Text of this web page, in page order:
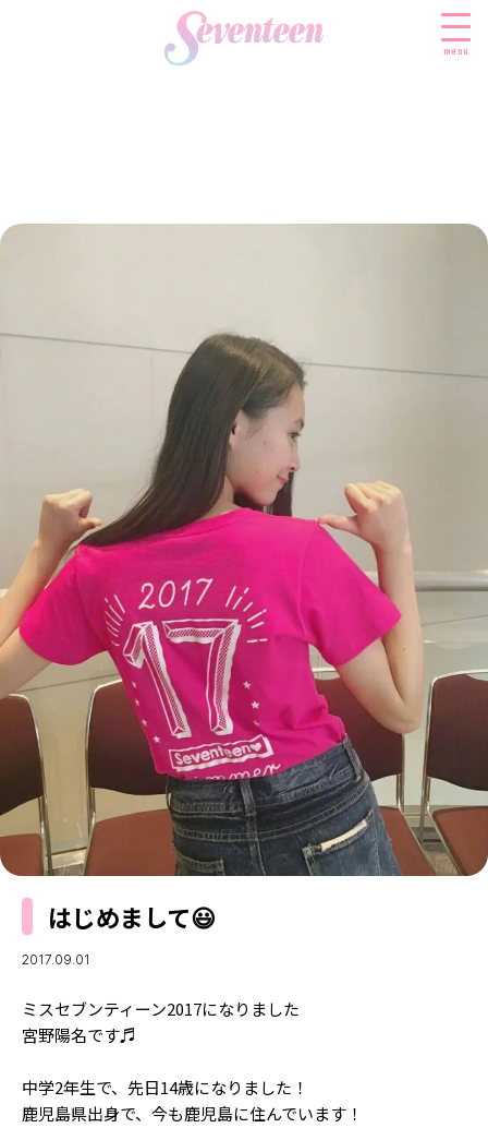
menu
FASHION
トレンドメイク
ヘアアレンジ・ヘアケア
スクールニュース
学校ヘアメイク
勉強・受験・進路
ENTERTAINMENT
エンタメニュース
ライフスタイルニュース
JKランキング・アワード
モデルの購入品
おでかけ
お悩み相談
JKトレンドニュース
MODELS
MODEL'S BLOG
TikTok
Instagram
YouTube
FORTUNE
ゲッターズ飯田
MISS SEVENTEEN
ミスセブンティーンニュース
MAGAZINE
バックナンバー
INFORMATION
Seventeenについて
ST member
はじめまして😃
2017.09.01
ミスセブンティーン2017になりました
宮野陽名です♬
中学2年生で、先日14歳になりました！
鹿児島県出身で、今も鹿児島に住んでいます！